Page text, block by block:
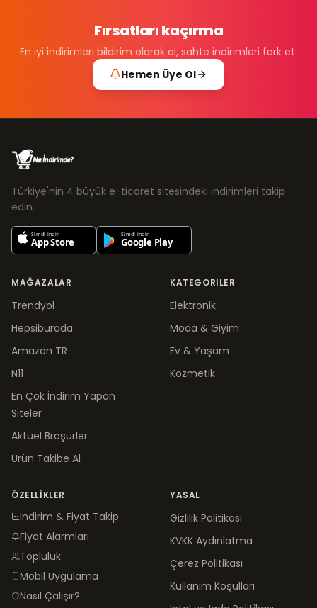
Fırsatları kaçırma
En iyi indirimleri bildirim olarak al, sahte indirimleri fark et.
Hemen Üye Ol
Türkiye'nin 4 büyük e-ticaret sitesindeki indirimleri takip
edin.
MAĞAZALAR
Trendyol
Hepsiburada
Amazon TR
N11
En Çok İndirim Yapan
Siteler
Aktüel Broşürler
Ürün Takibe Al
KATEGORILER
Elektronik
Moda & Giyim
Ev & Yaşam
Kozmetik
ÖZELLIKLER
İndirim & Fiyat Takip
Fiyat Alarmları
Topluluk
Mobil Uygulama
Nasıl Çalışır?
YASAL
Gizlilik Politikası
KVKK Aydınlatma
Çerez Politikası
Kullanım Koşulları